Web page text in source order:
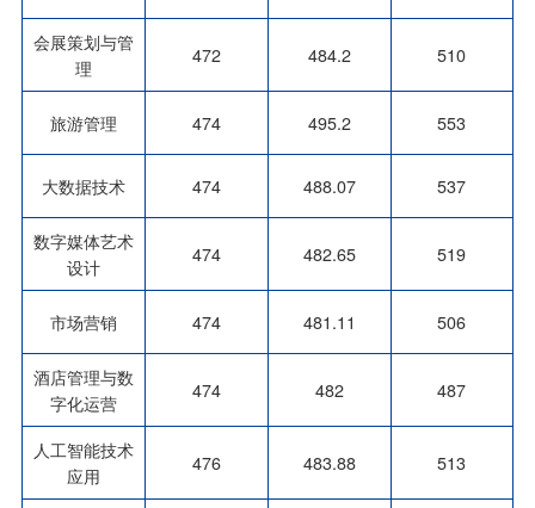
会展策划与管
理
472 484.2 510
旅游管理 474 495.2 553
大数据技术 474 488.07 537
数字媒体艺术
设计
474 482.65 519
市场营销 474 481.11 506
酒店管理与数
字化运营
474 482 487
人工智能技术
应用
476 483.88 513